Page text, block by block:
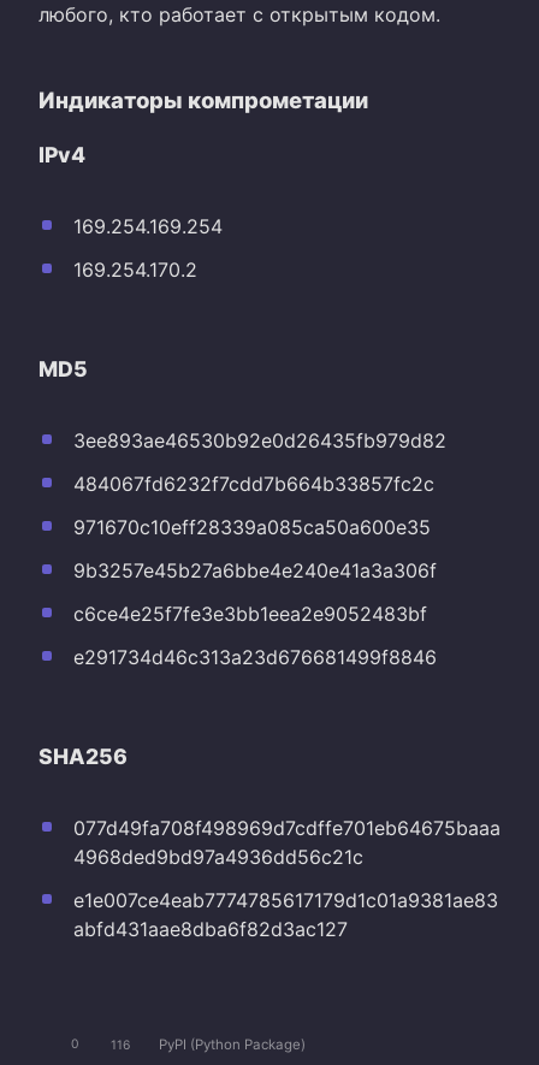
любого, кто работает с открытым кодом.
Индикаторы компрометации
IPv4
169.254.169.254
169.254.170.2
MD5
3ee893ae46530b92e0d26435fb979d82
484067fd6232f7cdd7b664b33857fc2c
971670c10eff28339a085ca50a600e35
9b3257e45b27a6bbe4e240e41a3a306f
c6ce4e25f7fe3e3bb1eea2e9052483bf
e291734d46c313a23d676681499f8846
SHA256
077d49fa708f498969d7cdffe701eb64675baaa
4968ded9bd97a4936dd56c21c
e1e007ce4eab7774785617179d1c01a9381ae83
abfd431aae8dba6f82d3ac127
0 116 PyPI (Python Package)